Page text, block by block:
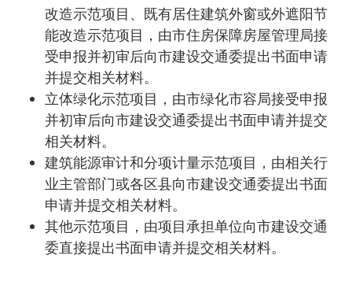
改造示范项目、既有居住建筑外窗或外遮阳节
能改造示范项目，由市住房保障房屋管理局接
受申报并初审后向市建设交通委提出书面申请
并提交相关材料。
立体绿化示范项目，由市绿化市容局接受申报
并初审后向市建设交通委提出书面申请并提交
相关材料。
建筑能源审计和分项计量示范项目，由相关行
业主管部门或各区县向市建设交通委提出书面
申请并提交相关材料。
其他示范项目，由项目承担单位向市建设交通
委直接提出书面申请并提交相关材料。